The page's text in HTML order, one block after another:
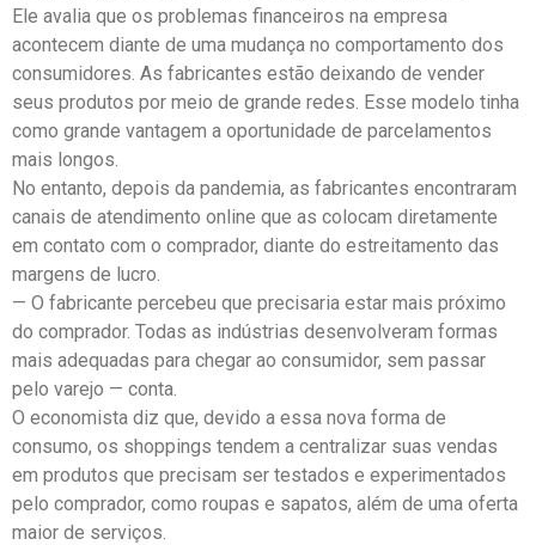
Ele avalia que os problemas financeiros na empresa
acontecem diante de uma mudança no comportamento dos
consumidores. As fabricantes estão deixando de vender
seus produtos por meio de grande redes. Esse modelo tinha
como grande vantagem a oportunidade de parcelamentos
mais longos.
No entanto, depois da pandemia, as fabricantes encontraram
canais de atendimento online que as colocam diretamente
em contato com o comprador, diante do estreitamento das
margens de lucro.
— O fabricante percebeu que precisaria estar mais próximo
do comprador. Todas as indústrias desenvolveram formas
mais adequadas para chegar ao consumidor, sem passar
pelo varejo — conta.
O economista diz que, devido a essa nova forma de
consumo, os shoppings tendem a centralizar suas vendas
em produtos que precisam ser testados e experimentados
pelo comprador, como roupas e sapatos, além de uma oferta
maior de serviços.